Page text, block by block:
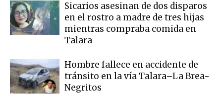
Sicarios asesinan de dos disparos
en el rostro a madre de tres hijas
mientras compraba comida en
Talara
Hombre fallece en accidente de
tránsito en la vía Talara–La Brea-
Negritos